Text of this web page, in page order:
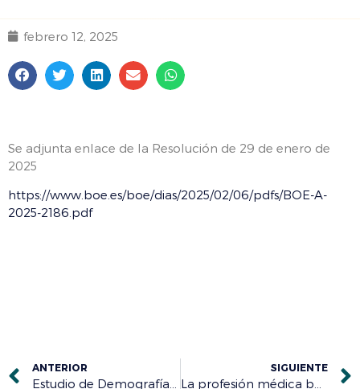
febrero 12, 2025
Se adjunta enlace de la Resolución de 29 de enero de
2025
https://www.boe.es/boe/dias/2025/02/06/pdfs/BOE-A-
2025-2186.pdf
ANTERIOR SIGUIENTE